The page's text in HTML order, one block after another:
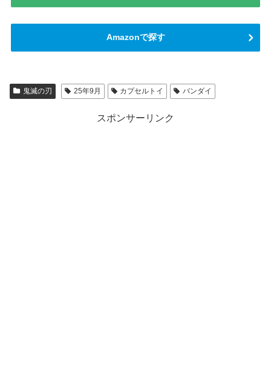
Amazonで探す
鬼滅の刃 25年9月 カプセルトイ バンダイ
スポンサーリンク